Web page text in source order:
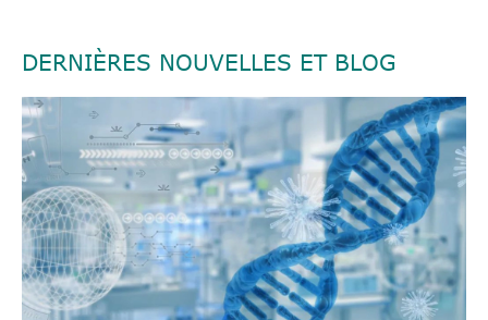
DERNIÈRES NOUVELLES ET BLOG